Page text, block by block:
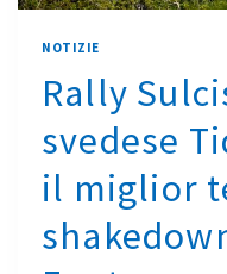
DI
TEAM
ITALIA
HA
VINTO
NOTIZIE
Rally
svedese
il miglior